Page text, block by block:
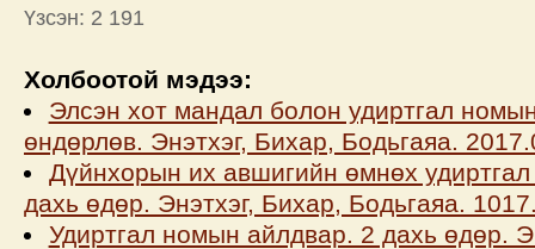
Үзсэн: 2 191
Холбоотой мэдээ:
Элсэн хот мандал болон удиртгал
өндөрлөв. Энэтхэг, Бихар, Бодьгаяа.
Дүйнхорын их авшигийн өмнөх
дахь өдөр. Энэтхэг, Бихар, Бодьгаяа.
Удиртгал номын айлдвар. 2 дахь өдөр.